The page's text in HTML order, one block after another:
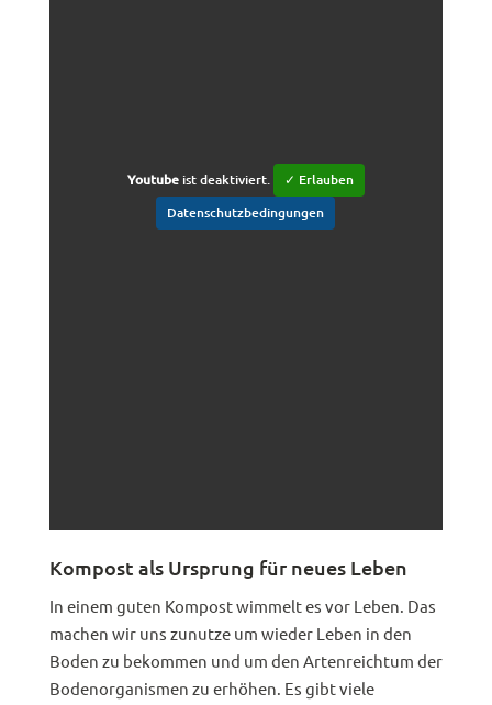
Youtubeist deaktiviert.
✓ Erlauben
Datenschutzbedingungen
Kompost als Ursprung für neues Leben
In einem guten Kompost wimmelt es vor Leben. Das
machen wir uns zunutze um wieder Leben in den
Boden zu bekommen und um den Artenreichtum der
Bodenorganismen zu erhöhen. Es gibt viele